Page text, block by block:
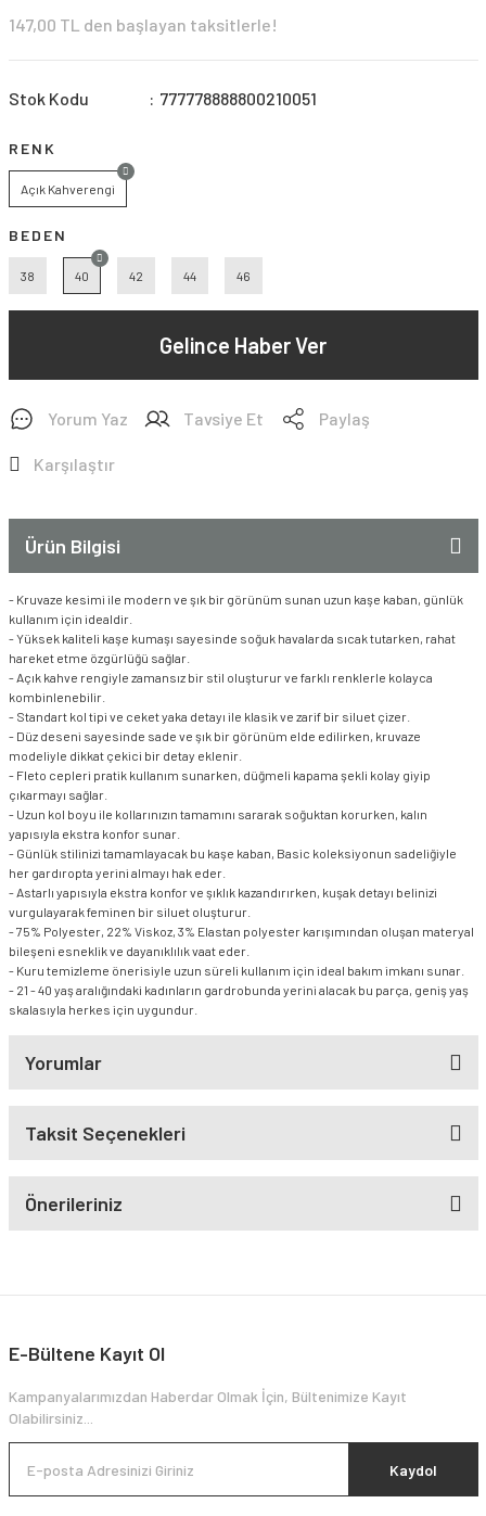
147,00 TL den başlayan taksitlerle!
Stok Kodu 777778888800210051
RENK
Açık Kahverengi
BEDEN
38 40 42 44 46
Gelince Haber Ver
Yorum Yaz Tavsiye Et Paylaş
Karşılaştır
Ürün Bilgisi
- Kruvaze kesimi ile modern ve şık bir görünüm sunan uzun kaşe kaban, günlük
kullanım için idealdir.
- Yüksek kaliteli kaşe kumaşı sayesinde soğuk havalarda sıcak tutarken, rahat
hareket etme özgürlüğü sağlar.
- Açık kahve rengiyle zamansız bir stil oluşturur ve farklı renklerle kolayca
kombinlenebilir.
- Standart kol tipi ve ceket yaka detayı ile klasik ve zarif bir siluet çizer.
- Düz deseni sayesinde sade ve şık bir görünüm elde edilirken, kruvaze
modeliyle dikkat çekici bir detay eklenir.
- Fleto cepleri pratik kullanım sunarken, düğmeli kapama şekli kolay giyip
çıkarmayı sağlar.
- Uzun kol boyu ile kollarınızın tamamını sararak soğuktan korurken, kalın
yapısıyla ekstra konfor sunar.
- Günlük stilinizi tamamlayacak bu kaşe kaban, Basic koleksiyonun sadeliğiyle
her gardıropta yerini almayı hak eder.
- Astarlı yapısıyla ekstra konfor ve şıklık kazandırırken, kuşak detayı belinizi
vurgulayarak feminen bir siluet oluşturur.
- 75% Polyester, 22% Viskoz, 3% Elastan polyester karışımından oluşan materyal
bileşeni esneklik ve dayanıklılık vaat eder.
- Kuru temizleme önerisiyle uzun süreli kullanım için ideal bakım imkanı sunar.
- 21 - 40 yaş aralığındaki kadınların gardrobunda yerini alacak bu parça, geniş yaş
skalasıyla herkes için uygundur.
Yorumlar
Taksit Seçenekleri
Önerileriniz
E-Bültene Kayıt Ol
Kampanyalarımızdan Haberdar Olmak İçin, Bültenimize Kayıt
Olabilirsiniz...
Kaydol